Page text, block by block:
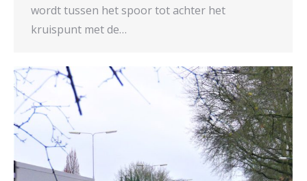
wordt tussen het spoor tot achter het
kruispunt met de…